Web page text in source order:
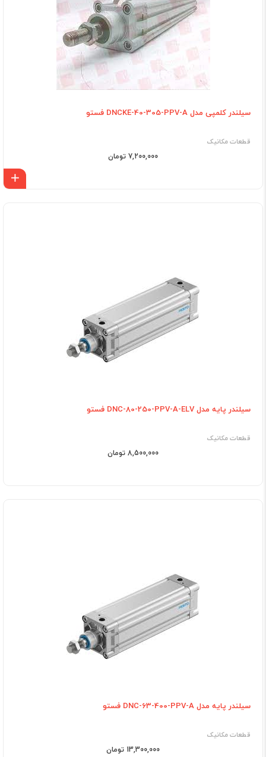
سیلندر کلمپی مدل DNCKE-40-305-PPV-A فستو
قطعات مکانیک
7,200,000 تومان
سیلندر پایه مدل DNC-80-250-PPV-A-ELV فستو
قطعات مکانیک
8,500,000 تومان
سیلندر پایه مدل DNC-63-400-PPV-A فستو
قطعات مکانیک
13,300,000 تومان